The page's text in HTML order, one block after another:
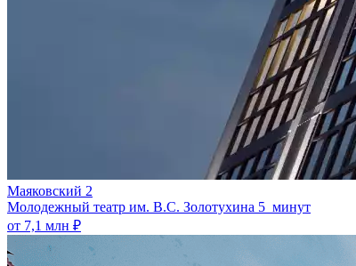
Маяковский 2
Молодежный театр им. В.С. Золотухина 5 минут
от 7,1 млн ₽